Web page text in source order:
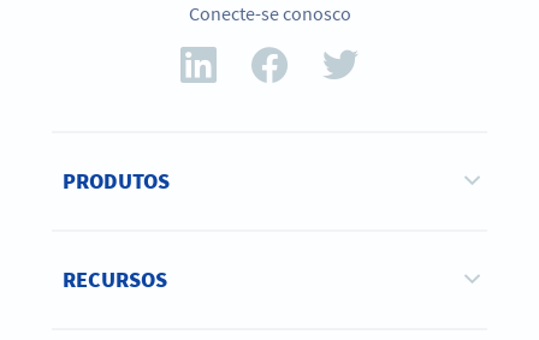
Conecte-se conosco
PRODUTOS
RECURSOS